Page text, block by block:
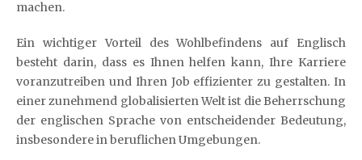
machen.
Ein wichtiger Vorteil des Wohlbefindens auf Englisch
besteht darin, dass es Ihnen helfen kann, Ihre Karriere
voranzutreiben und Ihren Job effizienter zu gestalten. In
einer zunehmend globalisierten Welt ist die Beherrschung
der englischen Sprache von entscheidender Bedeutung,
insbesondere in beruflichen Umgebungen.